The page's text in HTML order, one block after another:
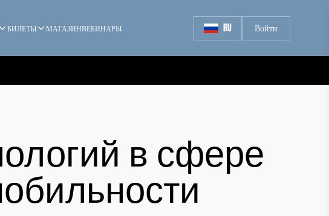
БИЛЕТЫ МАГАЗИНВЕБИНАРЫ RU Войти
в сфере